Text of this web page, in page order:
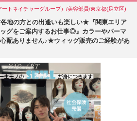
トネイチャーグループ）/美容部員/東京都(足立区)
地の方との出逢いも楽しい★『関東エリア
グをご案内するお仕事◎』カラーやパーマ
配ありません♪★ウィッグ販売のご経験があ